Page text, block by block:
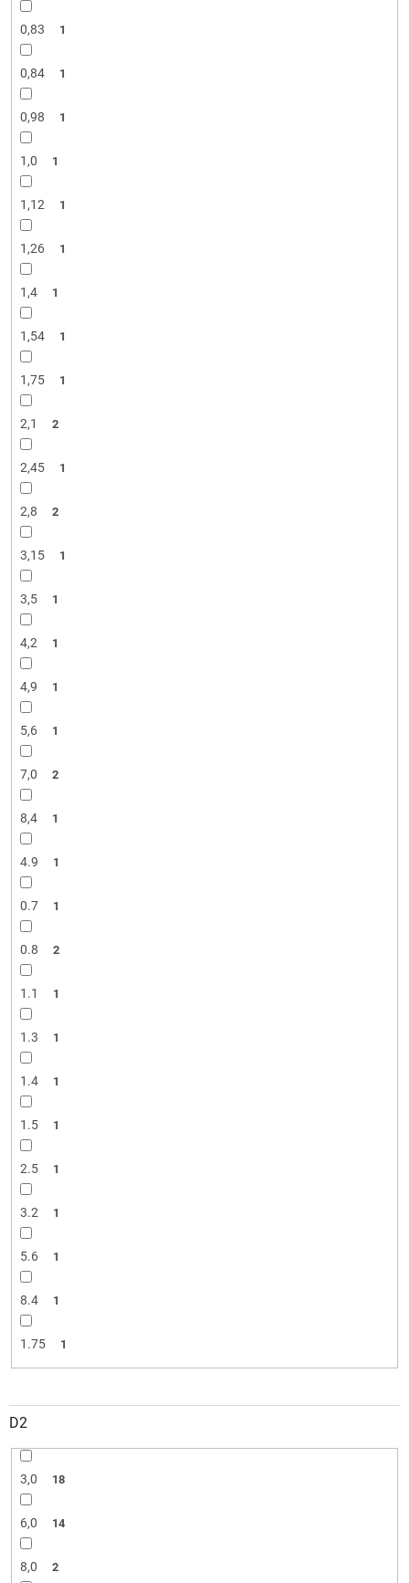
0,83 1
0,84 1
0,98 1
1,0 1
1,12 1
1,26 1
1,4 1
1,54 1
1,75 1
2,1 2
2,45 1
2,8 2
3,15 1
3,5 1
4,2 1
4,9 1
5,6 1
7,0 2
8,4 1
4.9 1
0.7 1
0.8 2
1.1 1
1.3 1
1.4 1
1.5 1
2.5 1
3.2 1
5.6 1
8.4 1
1.75 1
D2
3,0 18
6,0 14
8,0 2